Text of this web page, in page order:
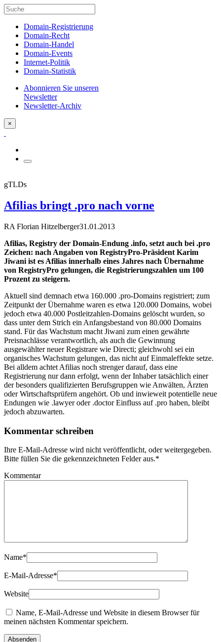
Domain-Registrierung
Domain-Recht
Domain-Handel
Domain-Events
Internet-Politik
Domain-Statistik
Abonnieren Sie unseren
Newsletter
Newsletter-Archiv
×
gTLDs
Afilias bringt .pro nach vorne
RA Florian Hitzelberger31.01.2013
Afilias, Registry der Domain-Endung .info, setzt auch bei .pro
Zeichen: nach Angaben von RegistryPro-Präsident Karim
Jiwani ist es Afilias innerhalb eines Jahres nach Übernahme
von RegistryPro gelungen, die Registrierungszahlen um 100
Prozent zu steigern.
Aktuell sind demnach etwa 160.000 .pro-Domains registriert; zum
Zeitpunkt der Übernahme waren es etwa 120.000 Domains, wobei
jedoch etwa 40.000 Postleitzahlen-Domains gelöscht wurden, so
dass unter dem Strich ein Anfangsbestand von 80.000 Domains
stand. Für das Wachstum macht Jiwani zum einen gewährte
Preisnachlässe verantwortlich, als auch die Gewinnung
ausgewählter neuer Registrare wie Directi; gleichwohl sei ein
organisches Wachstum gelungen, das nicht auf Einmaleffekte setze.
Bei alldem achtet Afilias noch strenger darauf, dass eine
Registrierung nur dann erfolgt, wenn der Inhaber tatsächlich einer
der besonders qualifizierten Berufsgruppen wie Anwälten, Ärzten
oder Wirtschaftsprüfern angehört. Ob und inwieweit potentielle neue
Endungen wie .lawyer oder .doctor Einfluss auf .pro haben, bleibt
jedoch abzuwarten.
Kommentar schreiben
Ihre E-Mail-Adresse wird nicht veröffentlicht, oder weitergegeben.
Bitte füllen Sie die gekennzeichneten Felder aus.*
Kommentar
Name*
E-Mail-Adresse*
Website
Name, E-Mail-Adresse und Website in diesem Browser für
meinen nächsten Kommentar speichern.